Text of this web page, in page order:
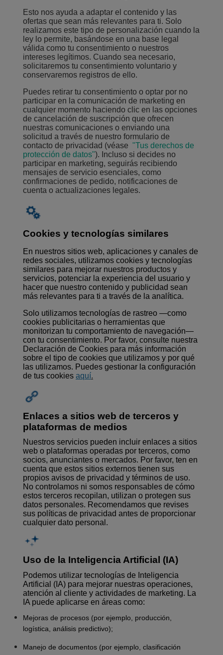
Esto nos ayuda a adaptar el contenido y las
ofertas que sean más relevantes para ti. Solo
realizamos este tipo de personalización cuando la
ley lo permite, basándose en una base legal
válida como tu consentimiento o nuestros
intereses legítimos. Cuando sea necesario,
solicitaremos tu consentimiento voluntario y
conservaremos registros de ello.
Puedes retirar tu consentimiento o optar por no
participar en la comunicación de marketing en
cualquier momento haciendo clic en las opciones
de cancelación de suscripción que ofrecen
nuestras comunicaciones o enviando una
solicitud a través de nuestro formulario de
contacto de privacidad (véase "Tus derechos de
protección de datos"). Incluso si decides no
participar en marketing, seguirás recibiendo
mensajes de servicio esenciales, como
confirmaciones de pedido, notificaciones de
cuenta o actualizaciones legales.
Cookies y tecnologías similares
En nuestros sitios web, aplicaciones y canales de
redes sociales, utilizamos cookies y tecnologías
similares para mejorar nuestros productos y
servicios, potenciar la experiencia del usuario y
hacer que nuestro contenido y publicidad sean
más relevantes para ti a través de la analítica.
Solo utilizamos tecnologías de rastreo —como
cookies publicitarias o herramientas que
monitorizan tu comportamiento de navegación—
con tu consentimiento. Por favor, consulte nuestra
Declaración de Cookies para más información
sobre el tipo de cookies que utilizamos y por qué
las utilizamos. Puedes gestionar la configuración
de tus cookies aquí.
Enlaces a sitios web de terceros y
plataformas de medios
Nuestros servicios pueden incluir enlaces a sitios
web o plataformas operadas por terceros, como
socios, anunciantes o mercados. Por favor, ten en
cuenta que estos sitios externos tienen sus
propios avisos de privacidad y términos de uso.
No controlamos ni somos responsables de cómo
estos terceros recopilan, utilizan o protegen sus
datos personales. Recomendamos que revises
sus políticas de privacidad antes de proporcionar
cualquier dato personal.
Uso de la Inteligencia Artificial (IA)
Podemos utilizar tecnologías de Inteligencia
Artificial (IA) para mejorar nuestras operaciones,
atención al cliente y actividades de marketing. La
IA puede aplicarse en áreas como:
Mejoras de procesos (por ejemplo, producción,
logística, análisis predictivo);
Manejo de documentos (por ejemplo, clasificación